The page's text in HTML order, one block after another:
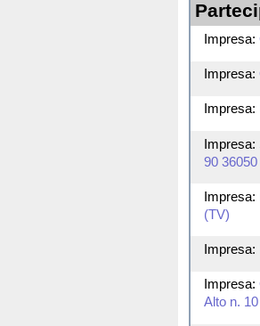
Impresa:
Impresa:
Impresa:
Impresa:
90
Impresa:
(TV)
Impresa:
Impresa:
Alto n.